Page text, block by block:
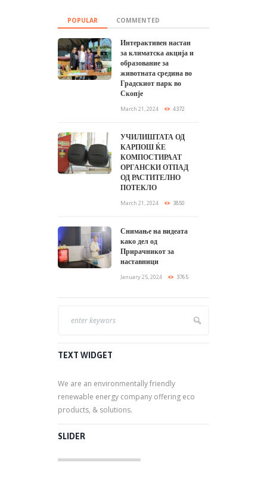
POPULAR COMMENTED
Интерактивен настан
за климатска акција и
образование за
животната средина во
Градскиот парк во
Скопје
March 21, 2024 4372
УЧИЛИШТАТА ОД
КАРПОШ ЌЕ
КОМПОСТИРААТ
ОРГАНСКИ ОТПАД
ОД РАСТИТЕЛНО
ПОТЕКЛО
March 21, 2024 3850
Снимање на видеата
како дел од
Прирачникот за
наставници
January 25, 2024 3765
TEXT WIDGET
We are an environmentally friendly
renewable energy company offering eco
products, & solutions.
SLIDER